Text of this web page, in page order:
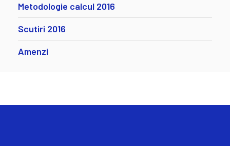
Metodologie calcul 2016
Scutiri 2016
Amenzi